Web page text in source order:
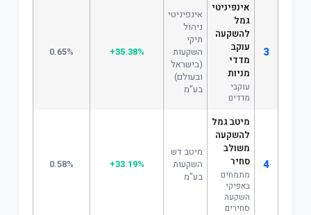
3
אינפיניטי
גמל
להשקעה
עוקב
מדדי
מניות
עוקבי
מדדים
אינפיניטי
ניהול
תיקי
השקעות
(בישראל
ובעולם)
בע"מ
+35.38%
0.65%
4
מיטב גמל
להשקעה
משולב
סחיר
מתמחים
באפיקי
השקעה
סחירים
מיטב דש
השקעות
בע"מ
+33.19%
0.58%